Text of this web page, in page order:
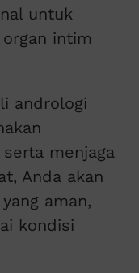
untuk
intim
andrologi
menjaga
Anda akan
aman,
kondisi